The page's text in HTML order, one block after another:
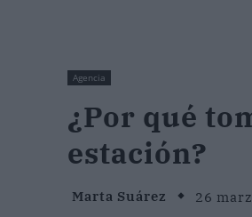
Agencia
¿Por qué
estación?
Marta Suárez 26